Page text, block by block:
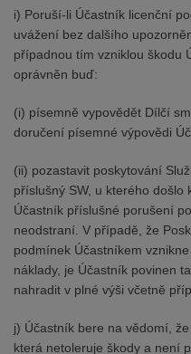
i) Poruší-li Účastník licenční
uvážení bez dalšího
případnou tím vzniklou škodu
oprávněn buď:
(i) písemně vypovědět Dílčí
doručení písemné výpovědi
(ii) pozastavit poskytování
příslušný SW, u kterého
Účastník příslušné porušení
neodstraní. V případě, že
podmínek Účastníkem
náklady, je Účastník povinen
nahradit v plné výši včetně
j) Účastník bere na vědomí,
která netoleruje škody a není